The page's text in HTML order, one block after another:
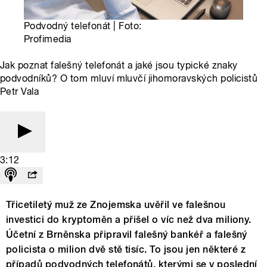
Podvodný telefonát | Foto:
Profimedia
Jak poznat falešný telefonát a jaké jsou typické znaky
podvodníků? O tom mluví mluvčí jihomoravských policistů
Petr Vala
3:12
Třicetiletý muž ze Znojemska uvěřil ve falešnou
investici do kryptoměn a přišel o víc než dva miliony.
Účetní z Brněnska připravil falešný bankéř a falešný
policista o milion dvě stě tisíc. To jsou jen některé z
případů podvodných telefonátů, kterými se v poslední